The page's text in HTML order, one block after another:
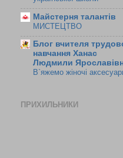
Майстерня талантів
МИСТЕЦТВО
Блог вчителя
навчання Ханас
Людмили
В`яжемо жіночі
ПРИХИЛЬНИКИ